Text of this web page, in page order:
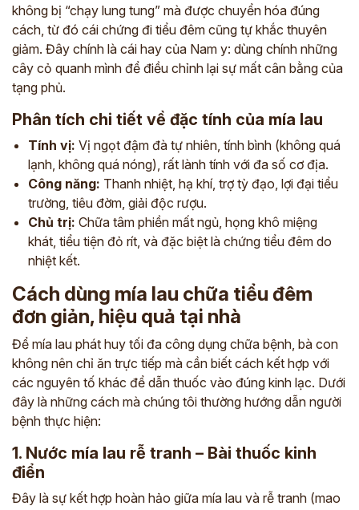
không bị “chạy lung tung” mà được chuyển hóa đúng
cách, từ đó cái chứng đi tiểu đêm cũng tự khắc thuyên
giảm. Đây chính là cái hay của Nam y: dùng chính những
cây cỏ quanh mình để điều chỉnh lại sự mất cân bằng của
tạng phủ.
Phân tích chi tiết về đặc tính của mía lau
Tính vị: Vị ngọt đậm đà tự nhiên, tính bình (không quá
lạnh, không quá nóng), rất lành tính với đa số cơ địa.
Công năng: Thanh nhiệt, hạ khí, trợ tỳ đạo, lợi đại tiểu
trường, tiêu đờm, giải độc rượu.
Chủ trị: Chữa tâm phiền mất ngủ, họng khô miệng
khát, tiểu tiện đỏ rít, và đặc biệt là chứng tiểu đêm do
nhiệt kết.
Cách dùng mía lau chữa tiểu đêm
đơn giản, hiệu quả tại nhà
Để mía lau phát huy tối đa công dụng chữa bệnh, bà con
không nên chỉ ăn trực tiếp mà cần biết cách kết hợp với
các nguyên tố khác để dẫn thuốc vào đúng kinh lạc. Dưới
đây là những cách mà chúng tôi thường hướng dẫn người
bệnh thực hiện:
1. Nước mía lau rễ tranh – Bài thuốc kinh
điển
Đây là sự kết hợp hoàn hảo giữa mía lau và rễ tranh (mao